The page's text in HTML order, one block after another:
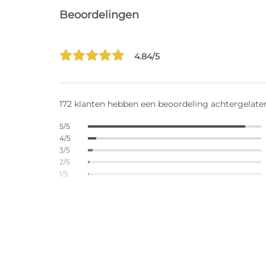
Beoordelingen
4.84/5
172 klanten hebben een beoordeling
5/5
4/5
3/5
2/5
1/5